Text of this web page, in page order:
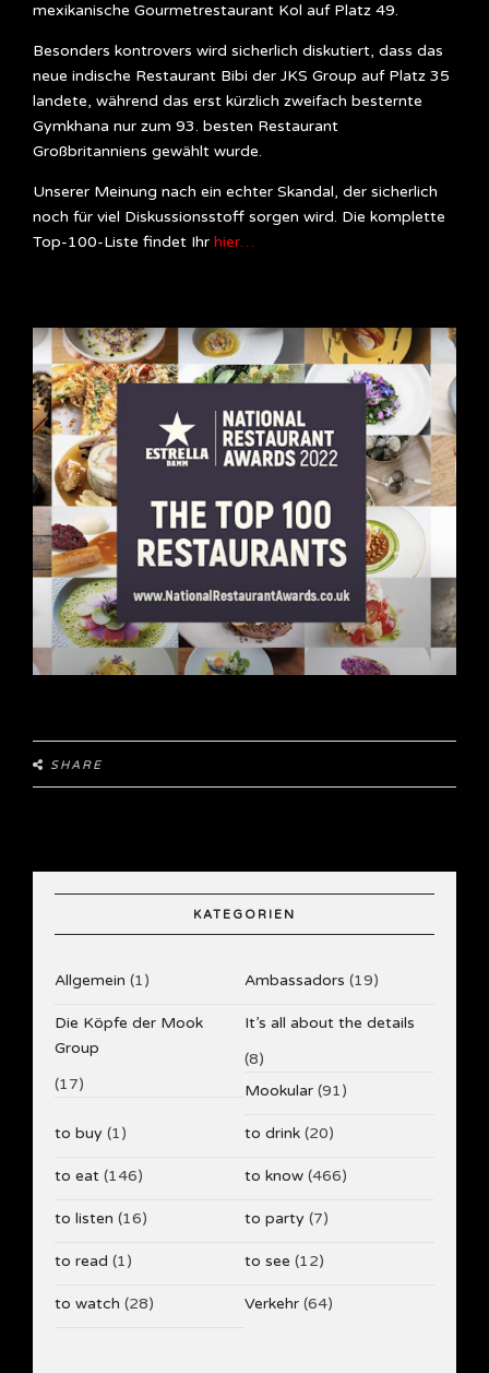
mexikanische Gourmetrestaurant Kol auf Platz 49.
Besonders kontrovers wird sicherlich diskutiert, dass das
neue indische Restaurant Bibi der JKS Group auf Platz 35
landete, während das erst kürzlich zweifach besternte
Gymkhana nur zum 93. besten Restaurant
Großbritanniens gewählt wurde.
Unserer Meinung nach ein echter Skandal, der sicherlich
noch für viel Diskussionsstoff sorgen wird. Die komplette
Top-100-Liste findet Ihr hier…
SHARE
KATEGORIEN
Allgemein (1) Ambassadors (19)
Die Köpfe der Mook
Group
(17)
It’s all about the details
(8)
Mookular (91)
to buy (1) to drink (20)
to eat (146) to know (466)
to listen (16) to party (7)
to read (1) to see (12)
to watch (28) Verkehr (64)